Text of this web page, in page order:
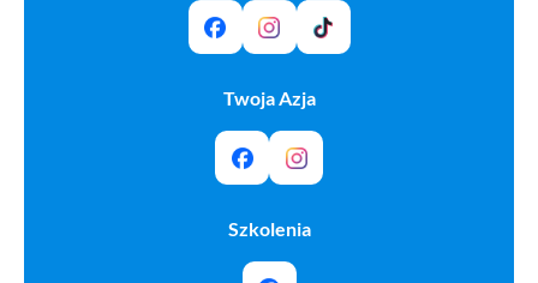
Twoja Azja
Szkolenia